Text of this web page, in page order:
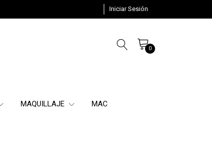
Iniciar Sesión
0
MAQUILLAJE MAC